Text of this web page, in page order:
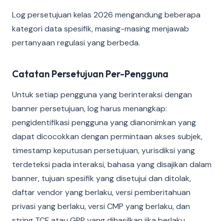
Log persetujuan kelas 2026 mengandung beberapa
kategori data spesifik, masing-masing menjawab
pertanyaan regulasi yang berbeda.
Catatan Persetujuan Per-Pengguna
Untuk setiap pengguna yang berinteraksi dengan
banner persetujuan, log harus menangkap:
pengidentifikasi pengguna yang dianonimkan yang
dapat dicocokkan dengan permintaan akses subjek,
timestamp keputusan persetujuan, yurisdiksi yang
terdeteksi pada interaksi, bahasa yang disajikan dalam
banner, tujuan spesifik yang disetujui dan ditolak,
daftar vendor yang berlaku, versi pemberitahuan
privasi yang berlaku, versi CMP yang berlaku, dan